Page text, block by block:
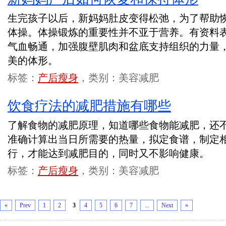
生完孩子以后，新妈妈肚皮变得松弛，为了帮助
体操。体操锻炼的重要性并不亚于营养。有资料
气血畅通，加强腹壁肌肉和盆底支持组织的力量
美的体形。
标签： 产后瘦身 ，类别：美容减肥
饮食疗法的减肥措施有哪些
了解食物的减肥原理，知道哪些食物能减肥，还
准确计算出当日所需要的热量，拟定食谱，制定
行，才能达到减肥目的，同时又不影响健康。
标签： 产后瘦身 ，类别：美容减肥
« Prev 1 2 3 4 5 6 7 ... Next »